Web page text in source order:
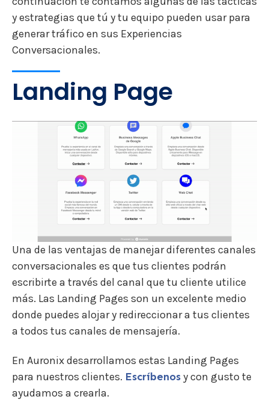
y estrategias que tú y tu equipo pueden usar para
generar tráfico en sus Experiencias
Conversacionales.
Landing Page
Una de las ventajas de manejar diferentes canales
conversacionales es que tus clientes podrán
escribirte a través del canal que tu cliente utilice
más. Las Landing Pages son un excelente medio
donde puedes alojar y redireccionar a tus clientes
a todos tus canales de mensajería.
En Auronix desarrollamos estas Landing Pages
para nuestros clientes. Escríbenosy con gusto te
ayudamos a crearla.